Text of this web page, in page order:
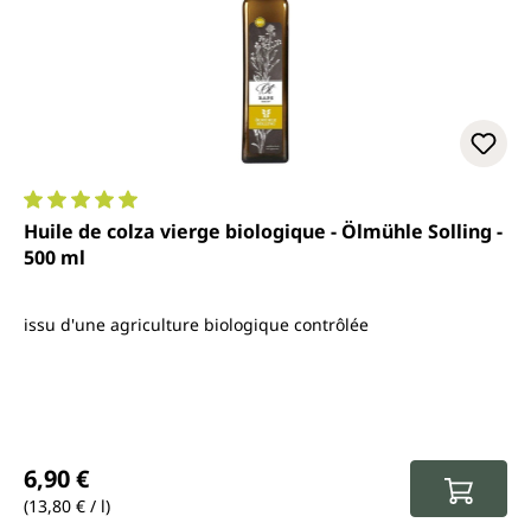
Note moyenne de 5 sur 5 étoiles
Huile de colza vierge biologique - Ölmühle Solling -
500 ml
issu d'une agriculture biologique contrôlée
6,90 €
(13,80 € / l)